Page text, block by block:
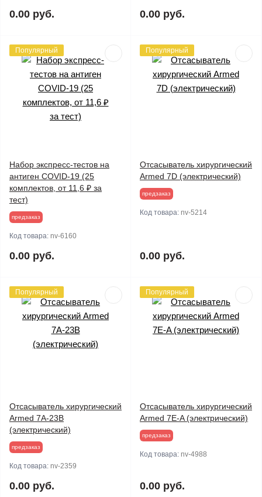
0.00 руб. 0.00 руб.
Популярный
Набор экспресс-тестов на
антиген COVID-19 (25
комплектов, от 11,6 ₽ за
тест)
предзаказ
Код товара: nv-6160
0.00 руб.
Популярный
Отсасыватель хирургический
Armed 7D (электрический)
предзаказ
Код товара: nv-5214
0.00 руб.
Популярный
Отсасыватель хирургический
Armed 7А-23В
(электрический)
предзаказ
Код товара: nv-2359
0.00 руб.
Популярный
Отсасыватель хирургический
Armed 7Е-A (электрический)
предзаказ
Код товара: nv-4988
0.00 руб.